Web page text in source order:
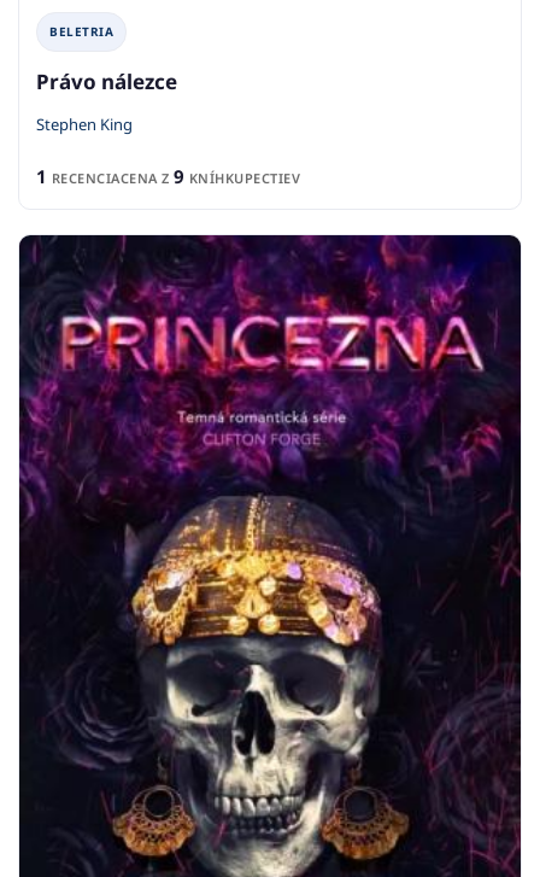
BELETRIA
Právo nálezce
Stephen King
1 RECENCIACENA Z 9 KNÍHKUPECTIEV